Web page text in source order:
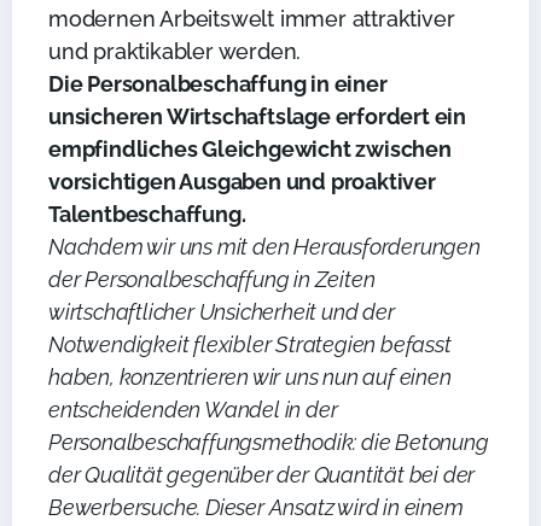
modernen Arbeitswelt immer attraktiver
und praktikabler werden.
Die Personalbeschaffung in einer
unsicheren Wirtschaftslage erfordert ein
empfindliches Gleichgewicht zwischen
vorsichtigen Ausgaben und proaktiver
Talentbeschaffung.
Nachdem wir uns mit den Herausforderungen
der Personalbeschaffung in Zeiten
wirtschaftlicher Unsicherheit und der
Notwendigkeit flexibler Strategien befasst
haben, konzentrieren wir uns nun auf einen
entscheidenden Wandel in der
Personalbeschaffungsmethodik: die Betonung
der Qualität gegenüber der Quantität bei der
Bewerbersuche. Dieser Ansatz wird in einem